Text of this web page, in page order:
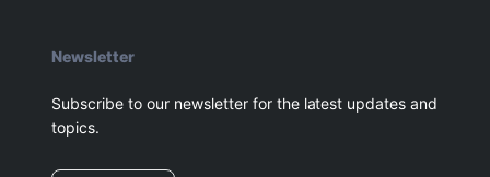
Newsletter
Subscribe to our newsletter for the latest updates and
topics.